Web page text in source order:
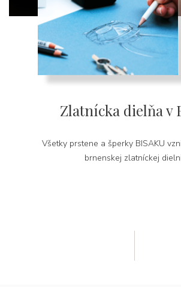
Zlatnícka dielňa v
Všetky prstene a šperky BISAKU
brnenskej zlatníckej